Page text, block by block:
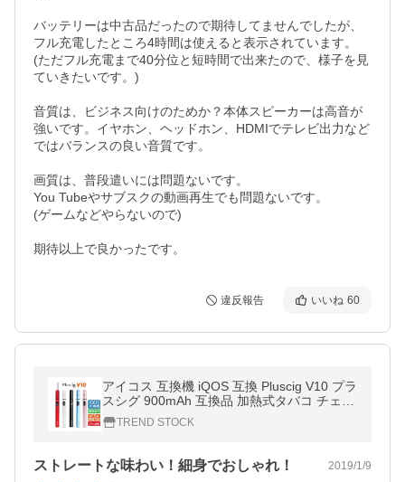
バッテリーは中古品だったので期待してませんでしたが、
フル充電したところ4時間は使えると表示されています。
(ただフル充電まで40分位と短時間で出来たので、様子を見
ていきたいです。)
音質は、ビジネス向けのためか？本体スピーカーは高音が
強いです。イヤホン、ヘッドホン、HDMIでテレビ出力など
ではバランスの良い音質です。
画質は、普段遣いには問題ないです。
You Tubeやサブスクの動画再生でも問題ないです。
(ゲームなどやらないので)
違反報告 いいね 60
アイコス 互換機 iQOS 互換 Pluscig V10 プラ
スシグ 900mAh 互換品 加熱式タバコ チェー
ンスモーク アイコス3 IQOS3 送料無料
TREND STOCK
ストレートな味わい！細身でおしゃれ！ 2019/1/9